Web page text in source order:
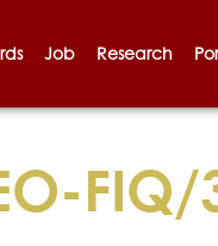
Job Research